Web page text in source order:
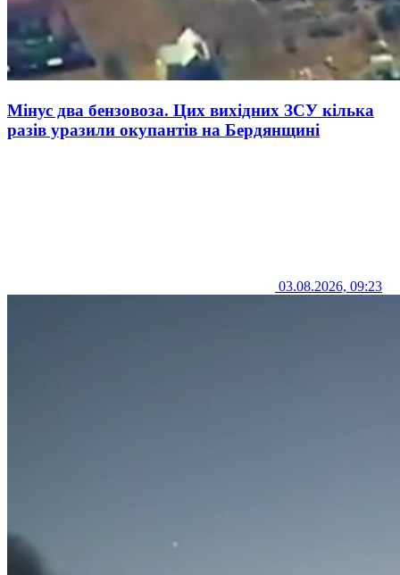
Мінус два бензовоза. Цих вихідних ЗСУ кілька
разів уразили окупантів на Бердянщині
03.08.2026, 09:23